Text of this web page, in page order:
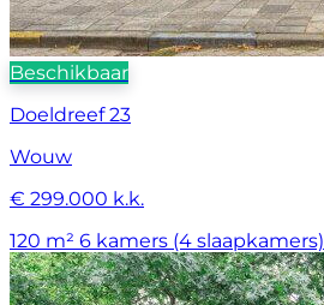
Beschikbaar
Doeldreef 23
Wouw
€ 299.000 k.k.
120 m² 6 kamers (4 slaapkamers)